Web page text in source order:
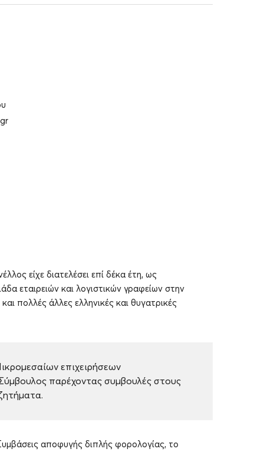
είχε διατελέσει επί δέκα έτη, ως
εταιρειών και λογιστικών γραφείων στην
πολλές άλλες ελληνικές και θυγατρικές
επιχειρήσεων
παρέχοντας συμβουλές στους
αποφυγής διπλής φορολογίας, το